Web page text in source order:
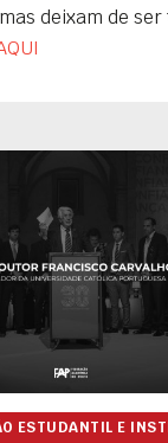
deixam de
ESTUDANTIL E